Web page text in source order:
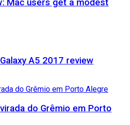
Mac users get a modest
A5 2017 review
do Grêmio em Porto